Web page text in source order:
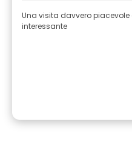
Una visita davvero piacevole
interessante